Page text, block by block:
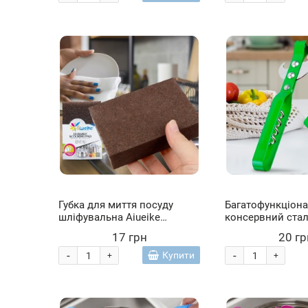
Губка для миття посуду
шліфувальна Aiueike
17 грн
+
- Купити
консервний
штопором 3в1
Салатовий (YAB)
20
+
-